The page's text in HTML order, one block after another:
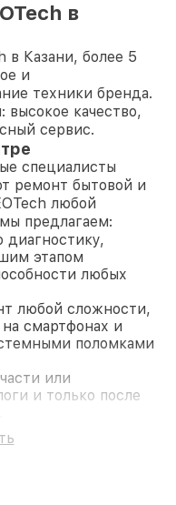
в
в Казани, более 5
и
техники бренда.
качество,
сервис.
специалисты
ремонт бытовой и
любой
предлагаем:
диагностику,
этапом
любых
любой сложности,
смартфонах и
поломками
или
и только после
В случае